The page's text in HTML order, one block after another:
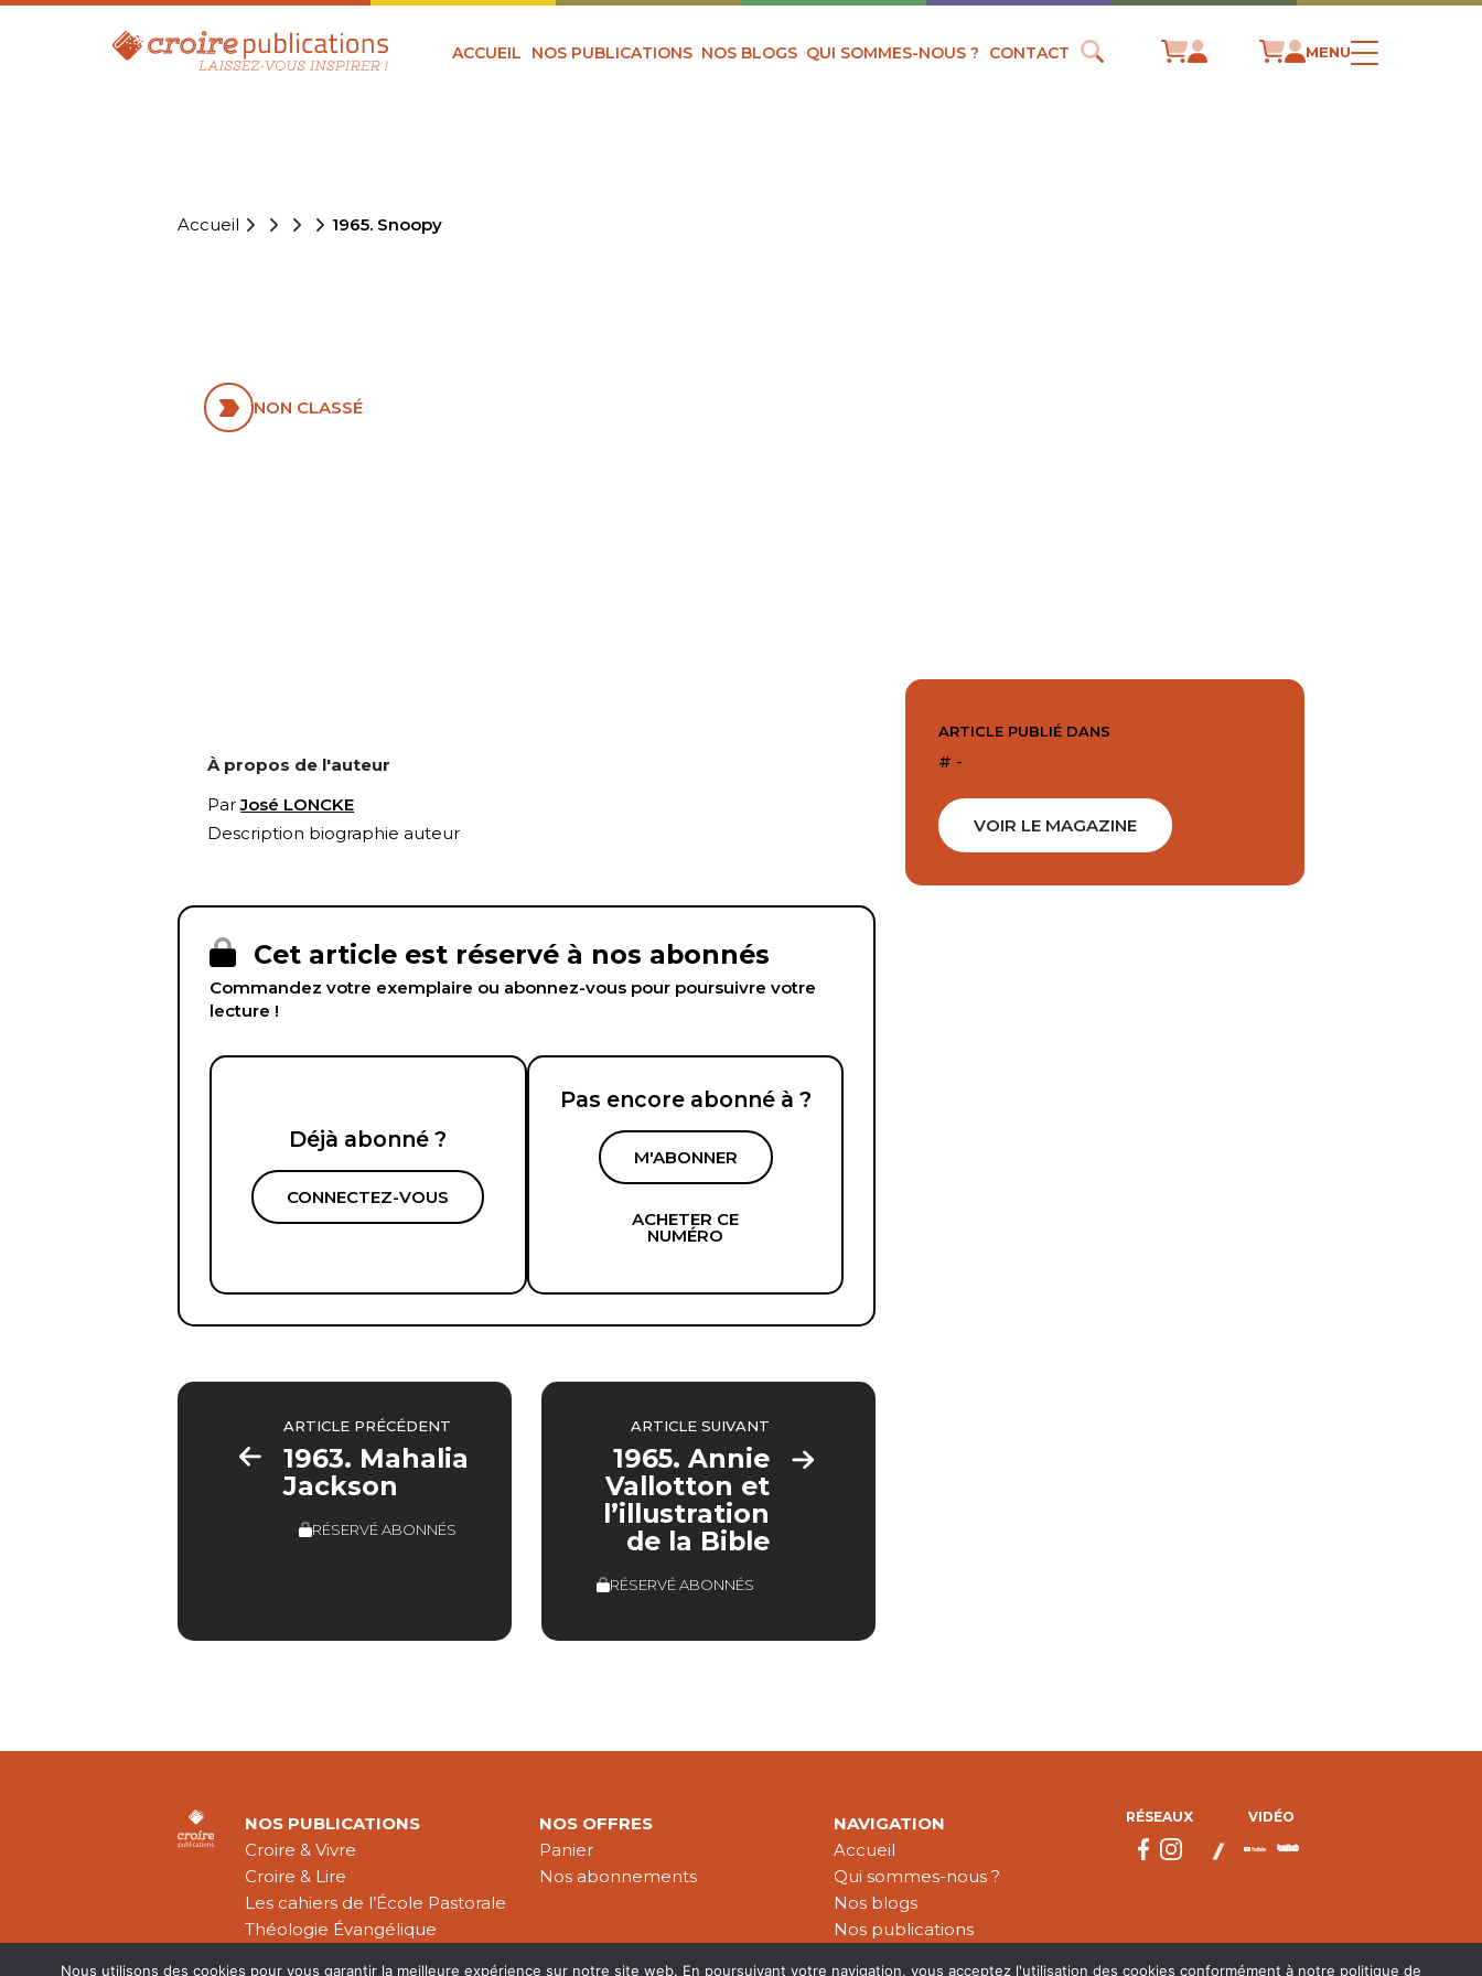
ACCUEIL NOS PUBLICATIONS NOS BLOGS QUI SOMMES-NOUS ? CONTACT MENU
Accueil 1965. Snoopy
NON CLASSÉ
À propos de l'auteur
ParJosé LONCKE
Description biographie auteur
Cet article est réservé à nos abonnés
Commandez votre exemplaire ou abonnez-vous pour poursuivre votre
lecture !
Déjà abonné ?
CONNECTEZ-VOUS
Pas encore abonné à ?
M'ABONNER
ACHETER CE
NUMÉRO
ARTICLE PRÉCÉDENT
1963. Mahalia
Jackson
RÉSERVÉ ABONNÉS
ARTICLE SUIVANT
1965. Annie
Vallotton et
l’illustration
de la Bible
RÉSERVÉ ABONNÉS
ARTICLE PUBLIÉ DANS
# -
VOIR LE MAGAZINE
NOS PUBLICATIONS
Croire & Vivre
Croire & Lire
Les cahiers de l’École Pastorale
Théologie Évangélique
NOS OFFRES
Panier
Nos abonnements
NAVIGATION
Accueil
Qui sommes-nous ?
Nos blogs
Nos publications
RÉSEAUX VIDÉO
Nous utilisons des cookies pour vous garantir la meilleure expérience sur notre site web. En poursuivant votre navigation, vous acceptez l'utilisation des cookies conformément à notre politique de